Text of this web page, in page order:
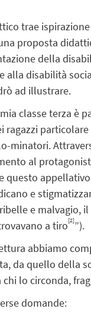
trae
proposta
della
alla disabilità
ad illustrare.
classe terza è
ragazzi
minatori.
al
e
e malvagio,
a tiro[2]”).
abbiamo
da quello della
lo circonda,
domande: